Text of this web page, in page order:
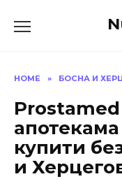
HOME » БОСНА И
купити
и